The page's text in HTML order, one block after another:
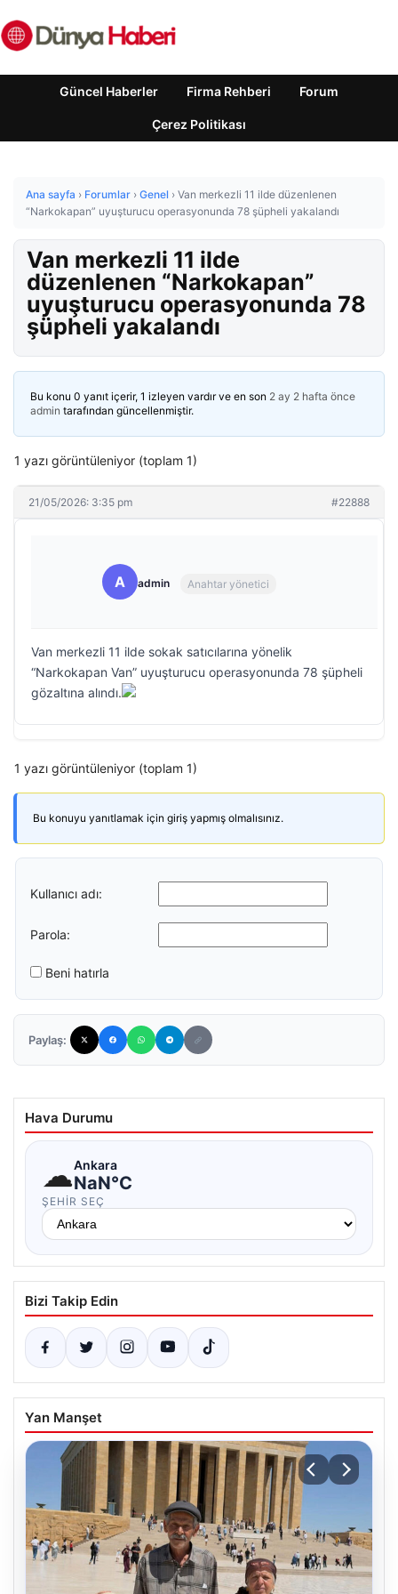
Güncel Haberler Firma Rehberi Forum
Çerez Politikası
Ana sayfa › Forumlar › Genel › Van merkezli 11 ilde düzenlenen
“Narkokapan” uyuşturucu operasyonunda 78 şüpheli yakalandı
Van merkezli 11 ilde
düzenlenen “Narkokapan”
uyuşturucu operasyonunda 78
şüpheli yakalandı
Bu konu 0 yanıt içerir, 1 izleyen vardır ve en son 2 ay 2 hafta önce
admin tarafından güncellenmiştir.
1 yazı görüntüleniyor (toplam 1)
21/05/2026: 3:35 pm #22888
A admin Anahtar yönetici
Van merkezli 11 ilde sokak satıcılarına yönelik
“Narkokapan Van” uyuşturucu operasyonunda 78 şüpheli
gözaltına alındı.
1 yazı görüntüleniyor (toplam 1)
Bu konuyu yanıtlamak için giriş yapmış olmalısınız.
Kullanıcı adı:
Parola:
Beni hatırla
Paylaş:
Hava Durumu
☁Ankara
NaN°C
ŞEHIR SEÇ
Bizi Takip Edin
Yan Manşet